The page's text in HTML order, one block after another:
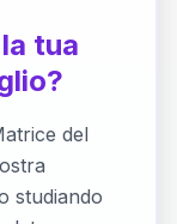
tua
del
studiando